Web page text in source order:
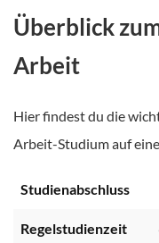
Überblick
Arbeit
Hier findest du die
Arbeit-Studium auf
Studienabschluss
Regelstudienzeit